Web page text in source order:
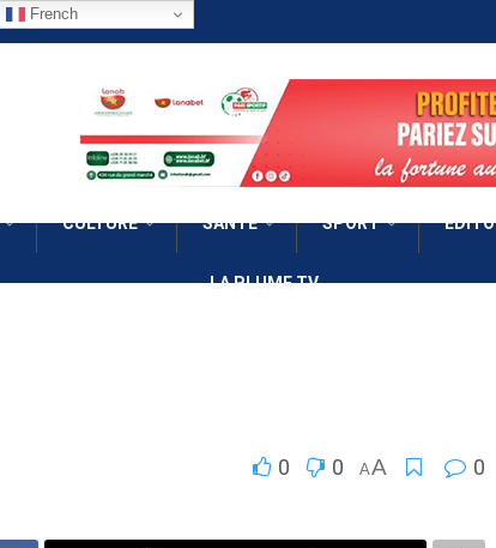
French
CULTURE SANTÉ SPORT EDITO
LA PLUME TV
0 0 AA 0